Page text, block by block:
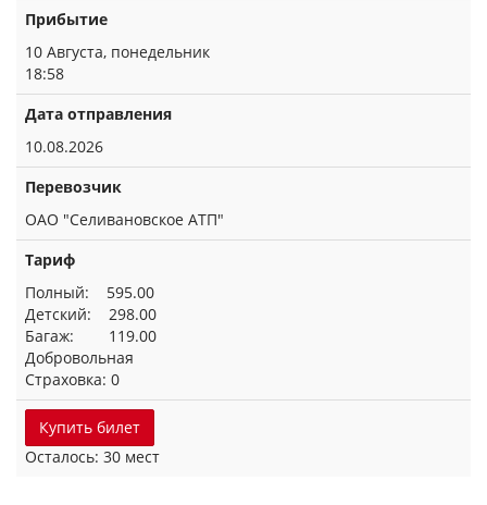
Прибытие
10 Августа, понедельник
18:58
Дата отправления
10.08.2026
Перевозчик
ОАО "Селивановское АТП"
Тариф
Полный: 595.00
Детский: 298.00
Багаж: 119.00
Добровольная
Страховка: 0
Купить билет
Осталось: 30 мест